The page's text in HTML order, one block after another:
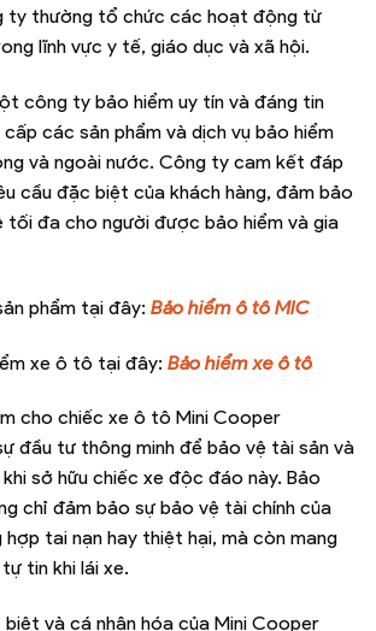
ty thường tổ chức các hoạt động từ
lĩnh vực y tế, giáo dục và xã hội.
công ty bảo hiểm uy tín và đáng tin
các sản phẩm và dịch vụ bảo hiểm
và ngoài nước. Công ty cam kết đáp
cầu đặc biệt của khách hàng, đảm bảo
tối đa cho người được bảo hiểm và gia
phẩm tại đây: Bảo hiểm ô tô MIC
xe ô tô tại đây: Bảo hiểm xe ô tô
cho chiếc xe ô tô Mini Cooper
đầu tư thông minh để bảo vệ tài sản và
sở hữu chiếc xe độc đáo này. Bảo
chỉ đảm bảo sự bảo vệ tài chính của
tai nạn hay thiệt hại, mà còn mang
tin khi lái xe.
biệt và cá nhân hóa của Mini Cooper